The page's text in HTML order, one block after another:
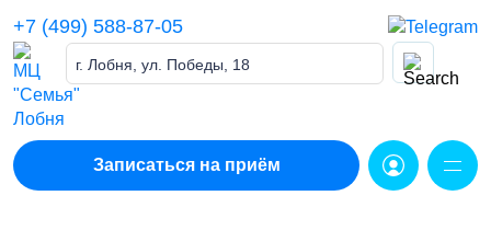
content
+7 (499) 588-87-05
г. Лобня, ул. Победы, 18
Записаться на приём